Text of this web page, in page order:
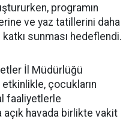
programın
ve yaz tatillerini daha
sunması hedeflendi.
İl Müdürlüğü
çocukların
faaliyetlerle
açık havada birlikte vakit